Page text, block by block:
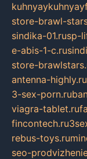
store-brawl-
sindika-01.rusp-
e-abis-1-c.ru
store-
antenna-highly.ru
3-sex-porn.ru
viagra-tablet.ru
fincontech.ru
rebus-toys.ru
seo-